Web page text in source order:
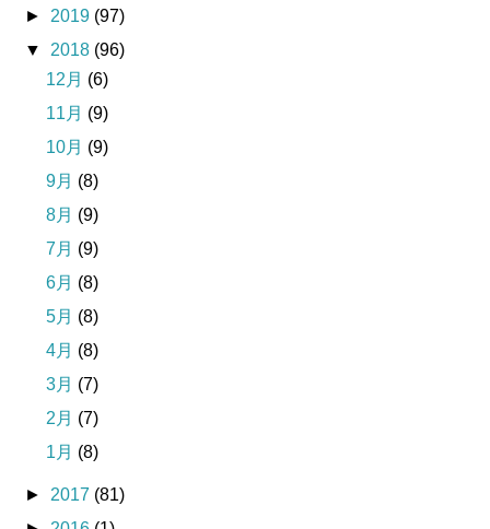
► 2019 (97)
▼ 2018 (96)
12月 (6)
11月 (9)
10月 (9)
9月 (8)
8月 (9)
7月 (9)
6月 (8)
5月 (8)
4月 (8)
3月 (7)
2月 (7)
1月 (8)
► 2017 (81)